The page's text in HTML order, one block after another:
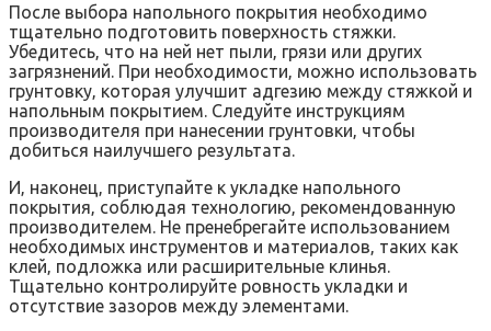
После выбора напольного покрытия необходимо
тщательно подготовить поверхность стяжки.
Убедитесь‚ что на ней нет пыли‚ грязи или других
загрязнений. При необходимости‚ можно использовать
грунтовку‚ которая улучшит адгезию между стяжкой и
напольным покрытием. Следуйте инструкциям
производителя при нанесении грунтовки‚ чтобы
добиться наилучшего результата.
И‚ наконец‚ приступайте к укладке напольного
покрытия‚ соблюдая технологию‚ рекомендованную
производителем. Не пренебрегайте использованием
необходимых инструментов и материалов‚ таких как
клей‚ подложка или расширительные клинья.
Тщательно контролируйте ровность укладки и
отсутствие зазоров между элементами.